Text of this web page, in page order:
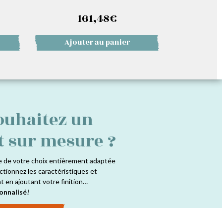
161,48€
Ajouter au panier
un
mesure ?
de votre choix entièrement adaptée
les caractéristiques et
en ajoutant votre finition…